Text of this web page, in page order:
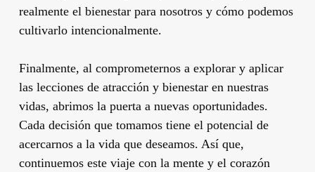
realmente el bienestar para nosotros y cómo podemos
cultivarlo intencionalmente.
Finalmente, al comprometernos a explorar y aplicar
las lecciones de atracción y bienestar en nuestras
vidas, abrimos la puerta a nuevas oportunidades.
Cada decisión que tomamos tiene el potencial de
acercarnos a la vida que deseamos. Así que,
continuemos este viaje con la mente y el corazón